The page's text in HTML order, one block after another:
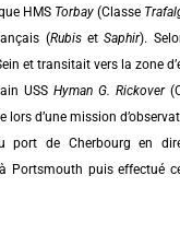
HMS Torbay (Classe
(RubisetSaphir).
et transitait vers la zone
USSHyman G. Rickover
d’une mission
port de Cherbourg en
Portsmouth puis effectué